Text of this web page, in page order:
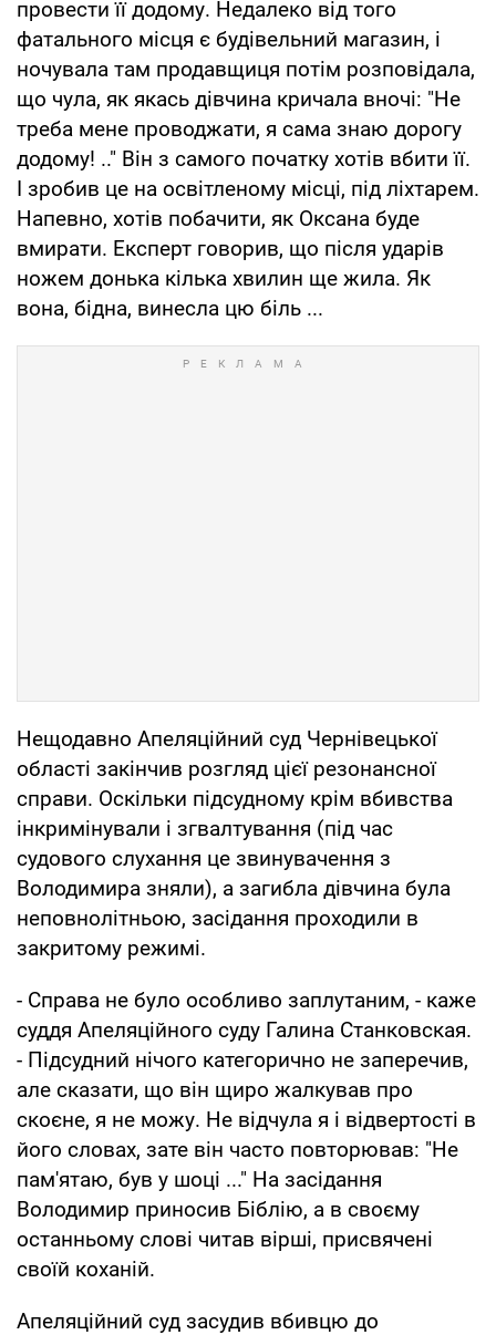
провести її додому. Недалеко від того
фатального місця є будівельний магазин, і
ночувала там продавщиця потім розповідала,
що чула, як якась дівчина кричала вночі: "Не
треба мене проводжати, я сама знаю дорогу
додому! .." Він з самого початку хотів вбити її.
І зробив це на освітленому місці, під ліхтарем.
Напевно, хотів побачити, як Оксана буде
вмирати. Експерт говорив, що після ударів
ножем донька кілька хвилин ще жила. Як
вона, бідна, винесла цю біль ...
Нещодавно Апеляційний суд Чернівецької
області закінчив розгляд цієї резонансної
справи. Оскільки підсудному крім вбивства
інкримінували і згвалтування (під час
судового слухання це звинувачення з
Володимира зняли), а загибла дівчина була
неповнолітньою, засідання проходили в
закритому режимі.
- Справа не було особливо заплутаним, - каже
суддя Апеляційного суду Галина Станковская.
- Підсудний нічого категорично не заперечив,
але сказати, що він щиро жалкував про
скоєне, я не можу. Не відчула я і відвертості в
його словах, зате він часто повторював: "Не
пам'ятаю, був у шоці ..." На засідання
Володимир приносив Біблію, а в своєму
останньому слові читав вірші, присвячені
своїй коханій.
Апеляційний суд засудив вбивцю до